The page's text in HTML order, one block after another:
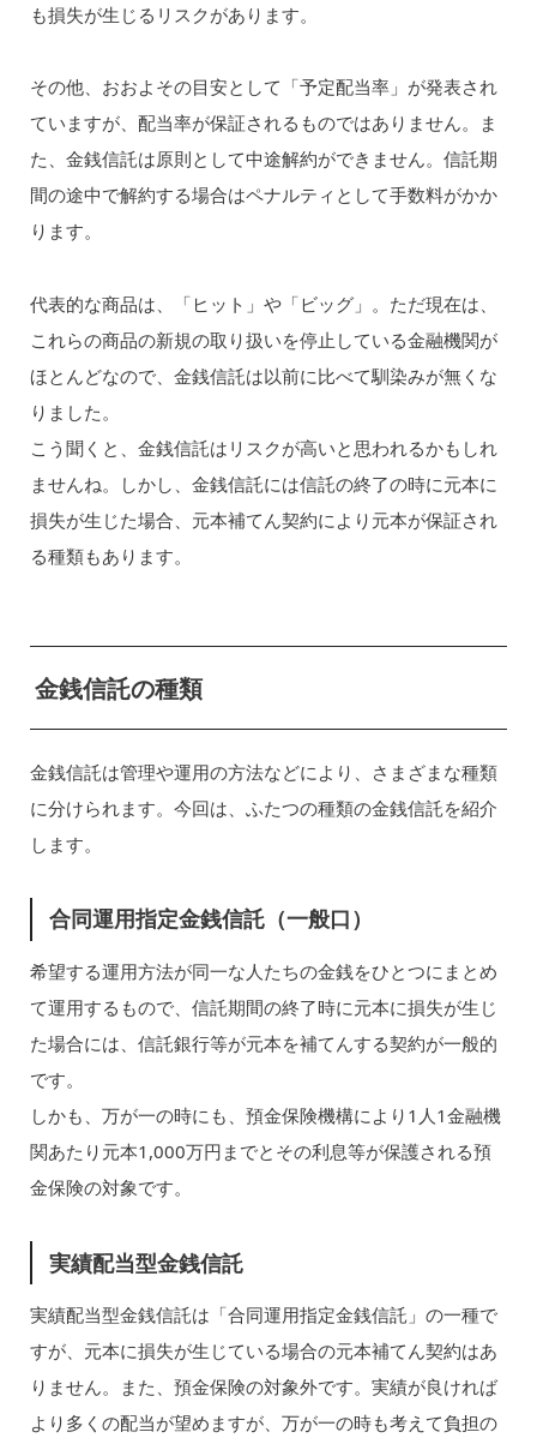
も損失が生じるリスクがあります。
その他、おおよその目安として「予定配当率」が発表され
ていますが、配当率が保証されるものではありません。ま
た、金銭信託は原則として中途解約ができません。信託期
間の途中で解約する場合はペナルティとして手数料がかか
ります。
代表的な商品は、「ヒット」や「ビッグ」。ただ現在は、
これらの商品の新規の取り扱いを停止している金融機関が
ほとんどなので、金銭信託は以前に比べて馴染みが無くな
りました。
こう聞くと、金銭信託はリスクが高いと思われるかもしれ
ませんね。しかし、金銭信託には信託の終了の時に元本に
損失が生じた場合、元本補てん契約により元本が保証され
る種類もあります。
金銭信託の種類
金銭信託は管理や運用の方法などにより、さまざまな種類
に分けられます。今回は、ふたつの種類の金銭信託を紹介
します。
合同運用指定金銭信託（一般口）
希望する運用方法が同一な人たちの金銭をひとつにまとめ
て運用するもので、信託期間の終了時に元本に損失が生じ
た場合には、信託銀行等が元本を補てんする契約が一般的
です。
しかも、万が一の時にも、預金保険機構により1人1金融機
関あたり元本1,000万円までとその利息等が保護される預
金保険の対象です。
実績配当型金銭信託
実績配当型金銭信託は「合同運用指定金銭信託」の一種で
すが、元本に損失が生じている場合の元本補てん契約はあ
りません。また、預金保険の対象外です。実績が良ければ
より多くの配当が望めますが、万が一の時も考えて負担の